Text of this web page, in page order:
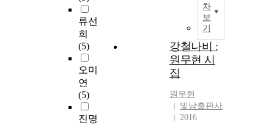
류선
희
(5)
오미
연
(5)
진명
차
보
기
강철나비 :
원무현 시
집
원무현
빛남출판사
2016